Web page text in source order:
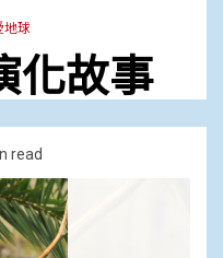
地球
化故事
read